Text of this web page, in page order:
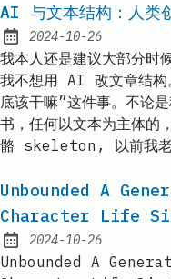
AI 与文本结构：人类
Published:
2024-10-26
我本人还是建议大部分
我不想用 AI 改文章结构
底该干嘛”这件事。不论
书，任何以文本为主体的
骼 skeleton, 以前我老
Unbounded A
Character Life
Published:
2024-10-26
Unbounded A